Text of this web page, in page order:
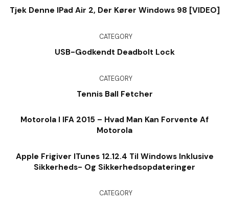
Tjek Denne IPad Air 2, Der Kører Windows 98 [VIDEO]
CATEGORY
USB-Godkendt Deadbolt Lock
CATEGORY
Tennis Ball Fetcher
Motorola I IFA 2015 – Hvad Man Kan Forvente Af
Motorola
Apple Frigiver ITunes 12.12.4 Til Windows Inklusive
Sikkerheds- Og Sikkerhedsopdateringer
CATEGORY